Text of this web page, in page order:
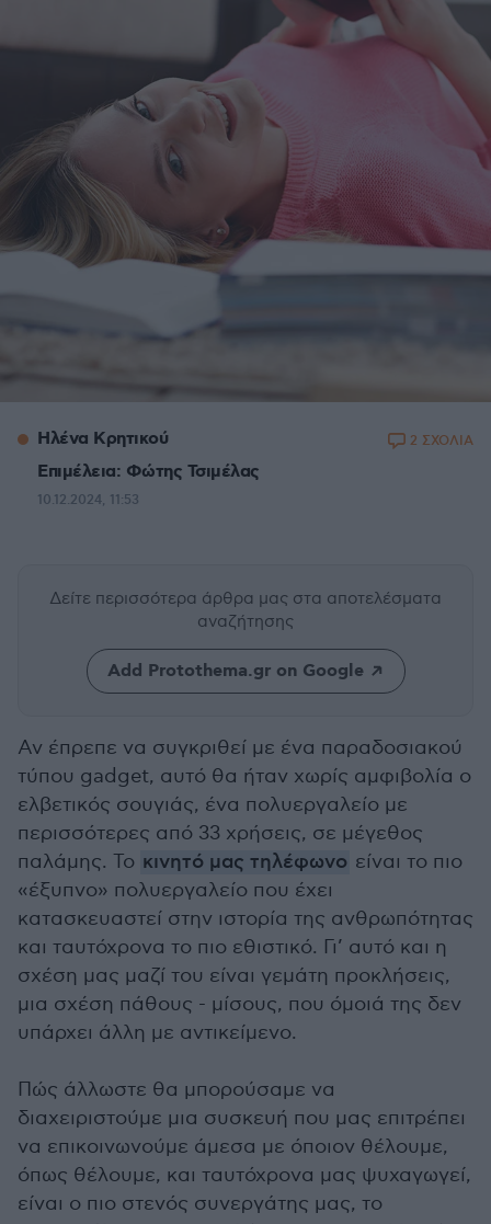
Ηλένα Κρητικού
Επιμέλεια: Φώτης Τσιμέλας
10.12.2024, 11:53
2 ΣΧΟΛΙΑ
Δείτε περισσότερα άρθρα μας στα αποτελέσματα
αναζήτησης
Add Protothema.gr on Google
Αν έπρεπε να συγκριθεί με ένα παραδοσιακού
τύπου gadget, αυτό θα ήταν χωρίς αμφιβολία ο
ελβετικός σουγιάς, ένα πολυεργαλείο με
περισσότερες από 33 χρήσεις, σε μέγεθος
παλάμης. Το κινητό μας τηλέφωνο είναι το πιο
«έξυπνο» πολυεργαλείο που έχει
κατασκευαστεί στην ιστορία της ανθρωπότητας
και ταυτόχρονα το πιο εθιστικό. Γι’ αυτό και η
σχέση μας μαζί του είναι γεμάτη προκλήσεις,
μια σχέση πάθους - μίσους, που όμοιά της δεν
υπάρχει άλλη με αντικείμενο.
Πώς άλλωστε θα μπορούσαμε να
διαχειριστούμε μια συσκευή που μας επιτρέπει
να επικοινωνούμε άμεσα με όποιον θέλουμε,
όπως θέλουμε, και ταυτόχρονα μας ψυχαγωγεί,
είναι ο πιο στενός συνεργάτης μας, το